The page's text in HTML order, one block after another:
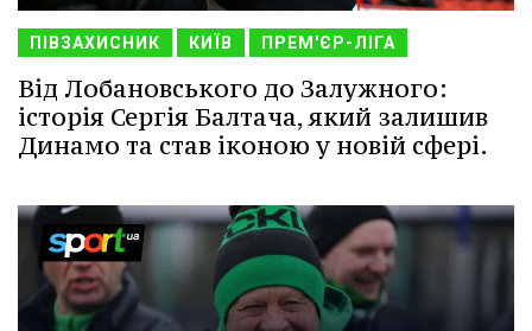
ПІВЗАХИСНИК КИЇВ ПРЕМ'ЄР-ЛІГА
Від Лобановського до Залужного:
історія Сергія Балтача, який залишив
Динамо та став іконою у новій сфері.